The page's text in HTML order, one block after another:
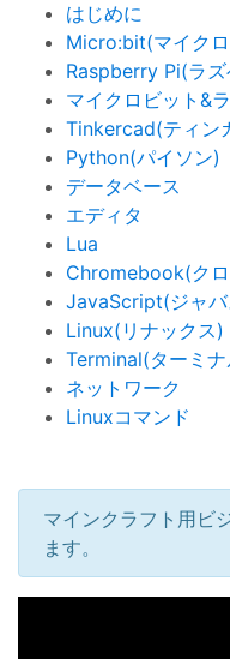
はじめに
Micro:bit(マイク
Raspberry Pi(ラ
マイクロビット&
Tinkercad(ティン
Python(パイソン)
データベース
エディタ
Lua
Chromebook(ク
JavaScript(ジャバ
Linux(リナックス)
Terminal(ターミナ
ネットワーク
Linuxコマンド
マインクラフト用ビ
ます。